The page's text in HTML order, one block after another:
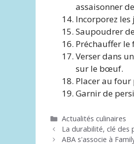
assaisonner
Incorporez
Saupoudrer
Préchauffer le
Verser dans
sur le bœuf.
Placer au
Garnir de
Catégories
Actualités culinaires
La durabilité, clé des
ABA s'associe à